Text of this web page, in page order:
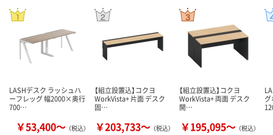
LASHデスク ラッシュハ
ーフレッグ 幅2000×奥行
700…
￥53,400～ （税込）
【組立設置込】コクヨ
WorkVista+ 片面 デスク
固…
￥203,733～ （税込）
【組立設置込】コクヨ
WorkVista+ 両面 デスク
開…
￥195,095～ （税込）